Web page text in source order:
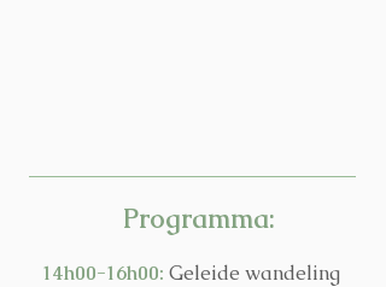
Programma:
14h00-16h00: Geleide wandeling